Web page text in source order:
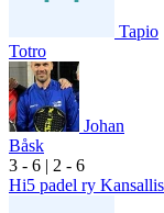
Tapio
Totro
Johan
Båsk
3 - 6 | 2 - 6
Hi5 padel ry